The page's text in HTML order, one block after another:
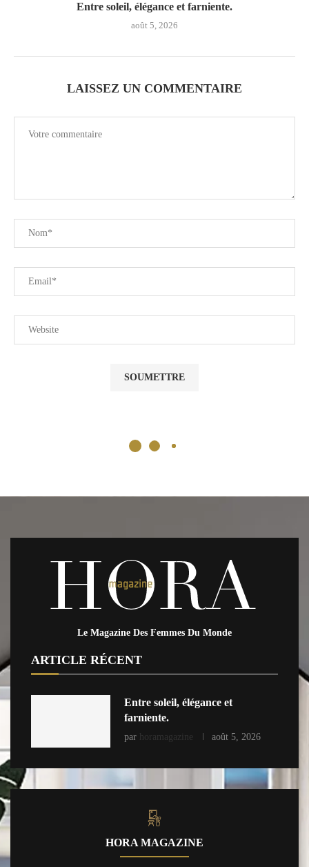
Entre soleil, élégance et farniente.
août 5, 2026
LAISSEZ UN COMMENTAIRE
Le Magazine Des Femmes Du Monde
ARTICLE RÉCENT
Entre soleil, élégance et
farniente.
par horamagazine août 5, 2026
HORA MAGAZINE